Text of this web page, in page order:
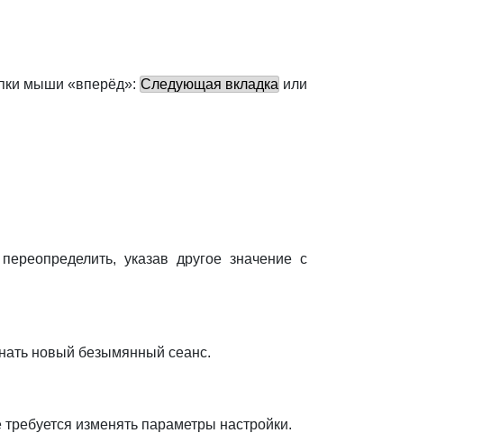
мыши «вперёд»: Следующая вкладка или
указав другое значение с
новый безымянный сеанс.
изменять параметры настройки.